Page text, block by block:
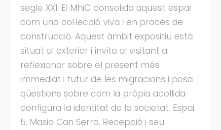
segle XXI. El MhiC consolida aquest espai
com una col·lecció viva i en procés de
construcció. Aquest àmbit expositiu està
situat al exterior i invita al visitant a
reflexionar sobre el present més
immediat i futur de les migracions i posa
qüestions sobre com la pròpia acollida
configura la identitat de la societat. Espai
5. Masia Can Serra. Recepció i seu